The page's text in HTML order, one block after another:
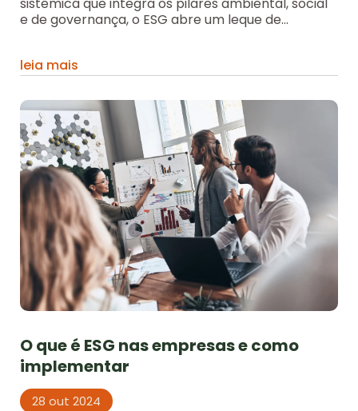
e de governança, o ESG abre um leque de...
leia mais
O que é ESG nas empresas e como
implementar
28 out 2024